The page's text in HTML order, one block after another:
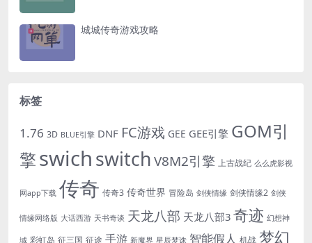
城城传奇游戏攻略
标签
1.76 3D BLUE引擎 DNF FC游戏 GEE GEE引擎 GOM引
擎swichswitchV8M2引擎 上古战纪 么么虎影视
网app下载 传奇 传奇3 传奇世界 冒险岛 剑侠情缘 剑侠情缘2 剑侠
情缘网络版 大话西游 天书奇谈 天龙八部 天龙八部3 奇迹 幻想神
域 彩虹岛 征三国 征途 手游 新魔界 星辰梦诛 智能假人 机战 梦幻